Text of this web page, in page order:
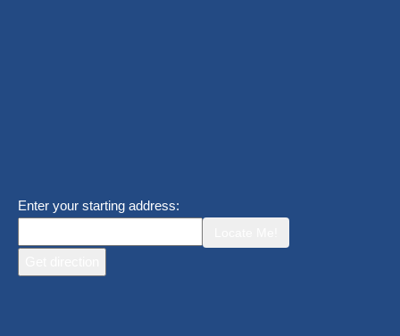
Enter your starting address: